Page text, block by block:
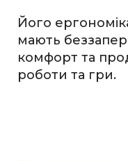
Його
мають
комфорт та
роботи та гри.